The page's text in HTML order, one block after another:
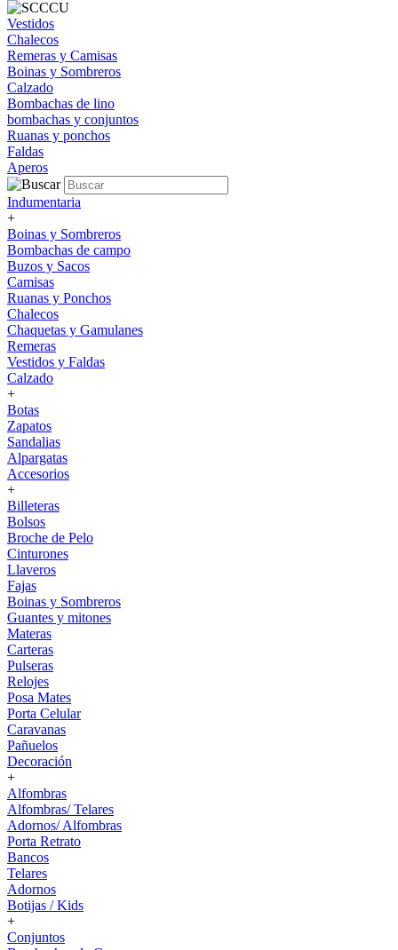
Vestidos
Chalecos
Remeras y Camisas
Boinas y Sombreros
Calzado
Bombachas de lino
bombachas y conjuntos
Ruanas y ponchos
Faldas
Aperos
Indumentaria
+
Boinas y Sombreros
Bombachas de campo
Buzos y Sacos
Camisas
Ruanas y Ponchos
Chalecos
Chaquetas y Gamulanes
Remeras
Vestidos y Faldas
Calzado
+
Botas
Zapatos
Sandalias
Alpargatas
Accesorios
+
Billeteras
Bolsos
Broche de Pelo
Cinturones
Llaveros
Fajas
Boinas y Sombreros
Guantes y mitones
Materas
Carteras
Pulseras
Relojes
Posa Mates
Porta Celular
Caravanas
Pañuelos
Decoración
+
Alfombras
Alfombras/ Telares
Adornos/ Alfombras
Porta Retrato
Bancos
Telares
Adornos
Botijas / Kids
+
Conjuntos